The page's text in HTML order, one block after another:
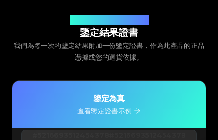
鑒定結果證書
我們為每一次的鑒定結果附加一份鑒定證書，作為此產品的正品
憑據或您的退貨依據。
鑒定為真
查看鑒定證書示例